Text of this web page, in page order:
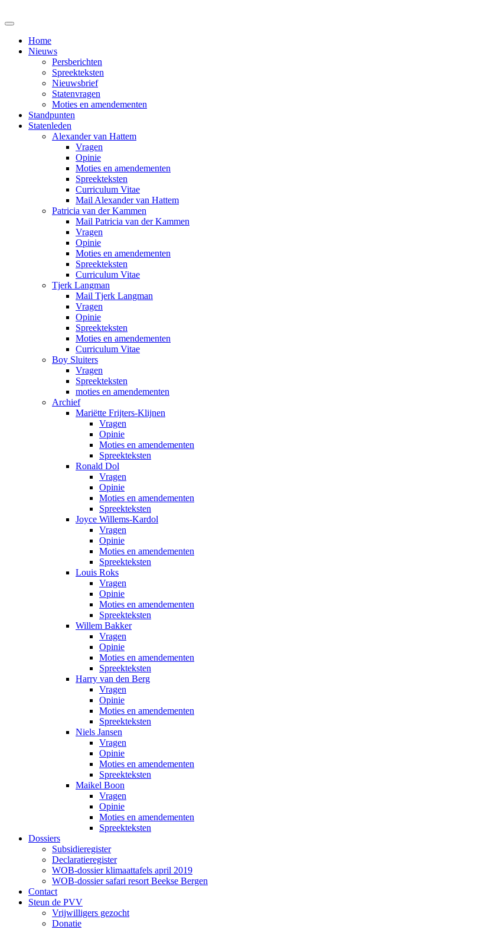
Home
Nieuws
Persberichten
Spreekteksten
Nieuwsbrief
Statenvragen
Moties en amendementen
Standpunten
Statenleden
Alexander van Hattem
Vragen
Opinie
Moties en amendementen
Spreekteksten
Curriculum Vitae
Mail Alexander van Hattem
Patricia van der Kammen
Mail Patricia van der Kammen
Vragen
Opinie
Moties en amendementen
Spreekteksten
Curriculum Vitae
Tjerk Langman
Mail Tjerk Langman
Vragen
Opinie
Spreekteksten
Moties en amendementen
Curriculum Vitae
Boy Sluiters
Vragen
Spreekteksten
moties en amendementen
Archief
Mariëtte Frijters-Klijnen
Vragen
Opinie
Moties en amendementen
Spreekteksten
Ronald Dol
Vragen
Opinie
Moties en amendementen
Spreekteksten
Joyce Willems-Kardol
Vragen
Opinie
Moties en amendementen
Spreekteksten
Louis Roks
Vragen
Opinie
Moties en amendementen
Spreekteksten
Willem Bakker
Vragen
Opinie
Moties en amendementen
Spreekteksten
Harry van den Berg
Vragen
Opinie
Moties en amendementen
Spreekteksten
Niels Jansen
Vragen
Opinie
Moties en amendementen
Spreekteksten
Maikel Boon
Vragen
Opinie
Moties en amendementen
Spreekteksten
Dossiers
Subsidieregister
Declaratieregister
WOB-dossier klimaattafels april 2019
WOB-dossier safari resort Beekse Bergen
Contact
Steun de PVV
Vrijwilligers gezocht
Donatie